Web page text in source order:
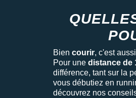
Bien courir, c'est
Pour une distance de
différence, tant sur la
vous débutiez en
découvrez nos